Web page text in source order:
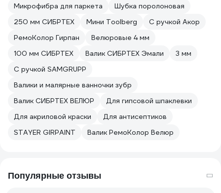
Микрофибра для паркета
Шубка поролоновая
250 мм СИБРТЕХ
Мини Toolberg
С ручкой Акор
РемоКолор Гирпан
Велюровые 4 мм
100 мм СИБРТЕХ
Валик СИБРТЕХ Эмали
3 мм
С ручкой SAMGRUPP
Валики и малярные ванночки зубр
Валик СИБРТЕХ ВЕЛЮР
Для гипсовой шпаклевки
Для акриловой краски
Для антисептиков
STAYER GIRPAINT
Валик РемоКолор Велюр
Популярные отзывы